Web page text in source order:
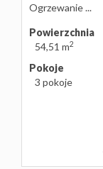
Ogrzewanie ...
Powierzchnia
54,51 m2
Pokoje
3 pokoje